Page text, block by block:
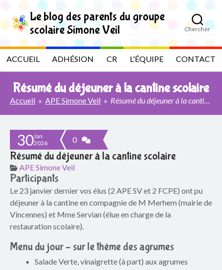
i
p
o
h
t
L
e
b
l
g
d
e
s
p
a
Le blog des parents du groupe
scolaire Simone Veil
Chercher
ACCUEIL ADHÉSION CR L'ÉQUIPE CONTACT
Résumé du déjeuner à la cantine scolaire
Accueil » APE Simone Veil » Résumé du déjeuner à la cantine scolaire
30Jan
2026
0
Résumé du déjeuner à la cantine scolaire
APE Simone Veil
Participants
Le 23 janvier dernier vos élus (2 APE SV et 2 FCPE) ont pu
déjeuner à la cantine en compagnie de M Merhem (mairie de
Vincennes) et Mme Servian (élue en charge de la
restauration scolaire).
Menu du jour – sur le thème des agrumes
Salade Verte, vinaigrette (à part) aux agrumes